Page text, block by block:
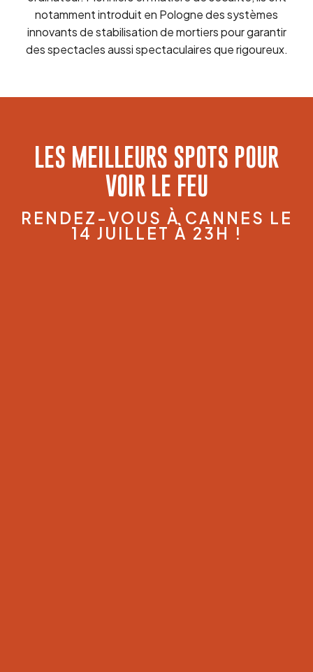
notamment introduit en Pologne des systèmes
innovants de stabilisation de mortiers pour garantir
des spectacles aussi spectaculaires que rigoureux.
LES MEILLEURS SPOTS POUR
VOIR LE FEU
RENDEZ-VOUS À CANNES LE
14 JUILLET À 23H !